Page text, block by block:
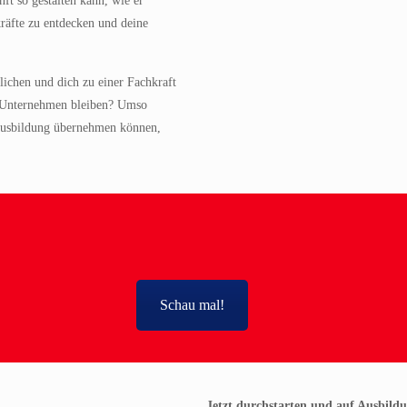
zu entdecken und deine
und dich zu einer Fachkraft
bleiben? Umso
übernehmen können,
Schau mal!